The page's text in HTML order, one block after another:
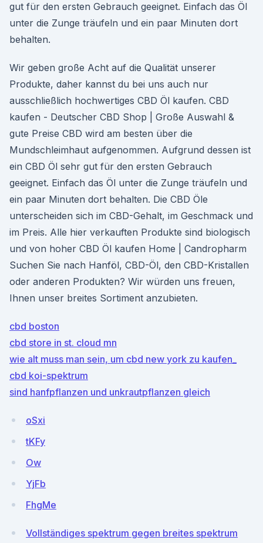
gut für den ersten Gebrauch geeignet. Einfach das Öl
unter die Zunge träufeln und ein paar Minuten dort
behalten.
Wir geben große Acht auf die Qualität unserer
Produkte, daher kannst du bei uns auch nur
ausschließlich hochwertiges CBD Öl kaufen. CBD
kaufen - Deutscher CBD Shop | Große Auswahl &
gute Preise CBD wird am besten über die
Mundschleimhaut aufgenommen. Aufgrund dessen ist
ein CBD Öl sehr gut für den ersten Gebrauch
geeignet. Einfach das Öl unter die Zunge träufeln und
ein paar Minuten dort behalten. Die CBD Öle
unterscheiden sich im CBD-Gehalt, im Geschmack und
im Preis. Alle hier verkauften Produkte sind biologisch
und von hoher CBD Öl kaufen Home | Candropharm
Suchen Sie nach Hanföl, CBD-Öl, den CBD-Kristallen
oder anderen Produkten? Wir würden uns freuen,
Ihnen unser breites Sortiment anzubieten.
cbd boston
cbd store in st. cloud mn
wie alt muss man sein, um cbd new york zu kaufen_
cbd koi-spektrum
sind hanfpflanzen und unkrautpflanzen gleich
oSxi
tKFy
Ow
YjFb
FhgMe
Vollständiges spektrum gegen breites spektrum